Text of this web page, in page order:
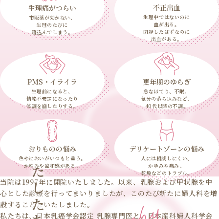
生理痛がつらい
市販薬が効かない、
生理のたびに
寝込んでしまう。
不正出血
生理中ではないのに
血が出る。
閉経したはずなのに
出血がある。
PMS・イライラ
生理前になると、
情緒不安定になったり
体調を崩したりする。
更年期のゆらぎ
急なほてり、不眠、
気分の落ち込みなど、
40代以降の不調。
おりものの悩み
色やにおいがいつもと違う。
かゆみや違和感がある。
デリケートゾーンの悩み
人には相談しにくい、
かゆみや痛み、
乾燥などのトラブル。
当院は1997年に開院いたしました。以来、乳腺および甲状腺を中
心とした診療を行ってまいりましたが、このたび新たに婦人科を増
設することといたしました。
私たちは、日本乳癌学会認定 乳腺専門医と、日本産科婦人科学会